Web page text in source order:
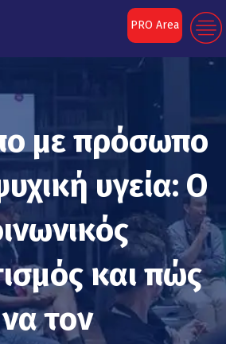
PRO Area
με πρόσωπο
υγεία: Ο
και πώς
να τον